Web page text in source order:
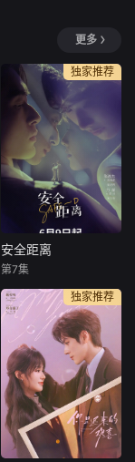
《外挂仙尊》是根
据“逐浪网”同名小
说改编的漫画作
品。作品简介：修
仙世界里的最强灵
脉，不务正业玩起
了火铳火药，然
后……浩劫来临。
更多
独家推荐
安全距离
王嘉浩
文物修复师姜寻意
外卷入间谍案件，
成为国安干警沈殊
途的调查对象， 在
间谍迷局与国家使
命的博弈中，两人
从相互怀疑逐渐走
向信任与心动，最
安全距离
第7集
独家推荐